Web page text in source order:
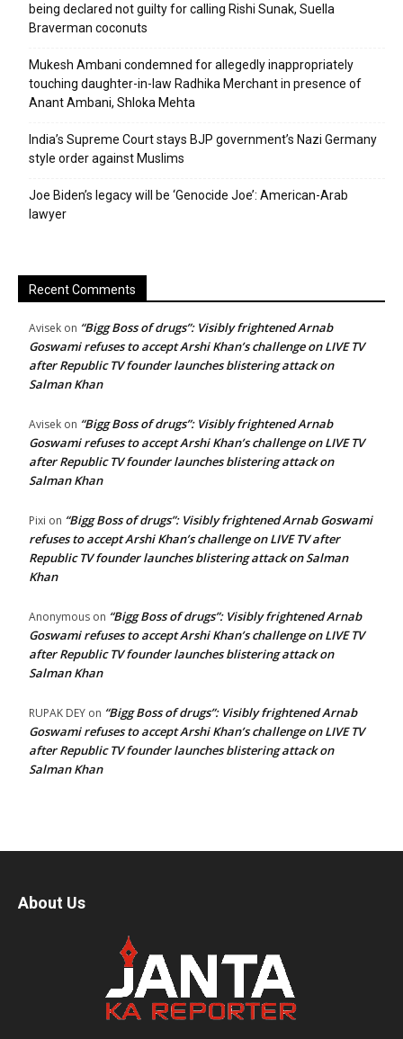
being declared not guilty for calling Rishi Sunak, Suella
Braverman coconuts
Mukesh Ambani condemned for allegedly inappropriately
touching daughter-in-law Radhika Merchant in presence of
Anant Ambani, Shloka Mehta
India’s Supreme Court stays BJP government’s Nazi Germany
style order against Muslims
Joe Biden’s legacy will be ‘Genocide Joe’: American-Arab
lawyer
Recent Comments
Avisek on “Bigg Boss of drugs”: Visibly frightened Arnab
Goswami refuses to accept Arshi Khan’s challenge on LIVE TV
after Republic TV founder launches blistering attack on
Salman Khan
Avisek on “Bigg Boss of drugs”: Visibly frightened Arnab
Goswami refuses to accept Arshi Khan’s challenge on LIVE TV
after Republic TV founder launches blistering attack on
Salman Khan
Pixi on “Bigg Boss of drugs”: Visibly frightened Arnab Goswami
refuses to accept Arshi Khan’s challenge on LIVE TV after
Republic TV founder launches blistering attack on Salman
Khan
Anonymous on “Bigg Boss of drugs”: Visibly frightened Arnab
Goswami refuses to accept Arshi Khan’s challenge on LIVE TV
after Republic TV founder launches blistering attack on
Salman Khan
RUPAK DEY on “Bigg Boss of drugs”: Visibly frightened Arnab
Goswami refuses to accept Arshi Khan’s challenge on LIVE TV
after Republic TV founder launches blistering attack on
Salman Khan
About Us